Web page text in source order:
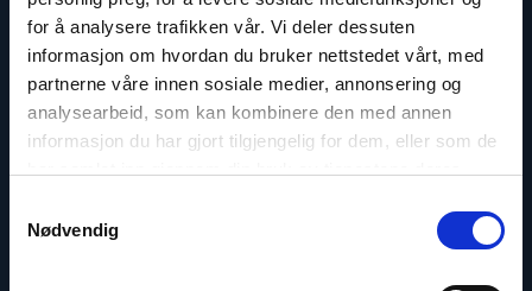
for å analysere trafikken vår. Vi deler dessuten
informasjon om hvordan du bruker nettstedet vårt, med
partnerne våre innen sosiale medier, annonsering og
analysearbeid, som kan kombinere den med annen
informasjon du har gjort tilgjengelig for dem, eller som de
Nødvendig
article
"Inna
Sangadzhieva"